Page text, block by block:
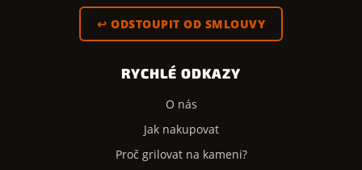
↩ ODSTOUPIT OD SMLOUVY
RYCHLÉ ODKAZY
O nás
Jak nakupovat
Proč grilovat na kameni?